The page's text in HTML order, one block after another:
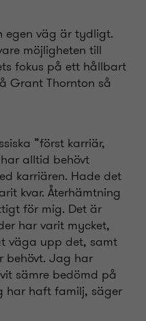
egen väg är tydligt.
möjligheten till
fokus på ett hållbart
Grant Thornton så
”först karriär,
alltid behövt
karriären. Hade det
kvar. Återhämtning
för mig. Det är
har varit mycket,
väga upp det, samt
behövt. Jag har
sämre bedömd på
har haft familj, säger